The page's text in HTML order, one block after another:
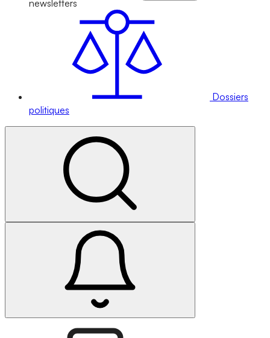
newsletters
Dossiers
politiques